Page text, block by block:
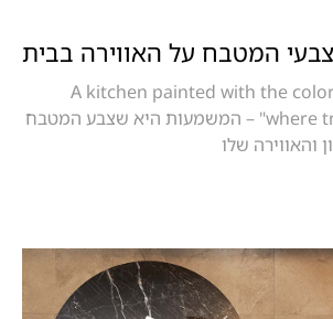
המטבח על האווירה בבית
"A kitchen painted with the
where true flavor is born" – המשמעות היא שצבע המטבח
והאווירה שלו